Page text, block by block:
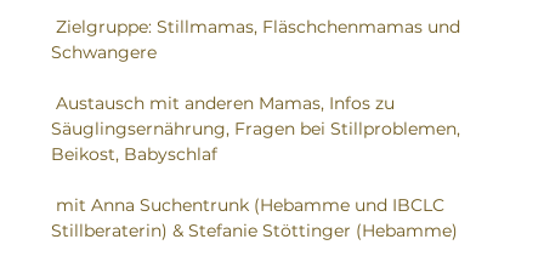
Zielgruppe: Stillmamas, Fläschchenmamas und
Schwangere
Austausch mit anderen Mamas, Infos zu
Säuglingsernährung, Fragen bei Stillproblemen,
Beikost, Babyschlaf
mit Anna Suchentrunk (Hebamme und IBCLC
Stillberaterin) & Stefanie Stöttinger (Hebamme)